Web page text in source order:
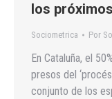
los
Sociometrica Por
En Cataluña, el
presos del
conjunto de los